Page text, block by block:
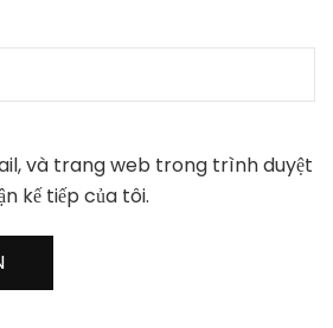
và trang web trong trình duyệt
kế tiếp của tôi.